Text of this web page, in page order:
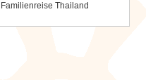
Familienreise Thailand